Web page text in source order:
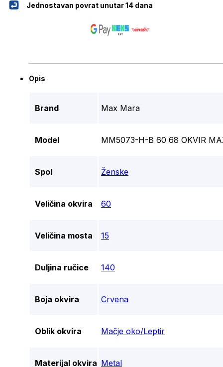
Jednostavan povrat unutar 14 dana
Opis
Brand Max Mara
Model MM5073-H-B 60 68 OKVIR
Spol Ženske
Veličina okvira 60
Veličina mosta 15
Duljina ručice 140
Boja okvira Crvena
Oblik okvira Mačje oko/Leptir
Materijal okvira Metal